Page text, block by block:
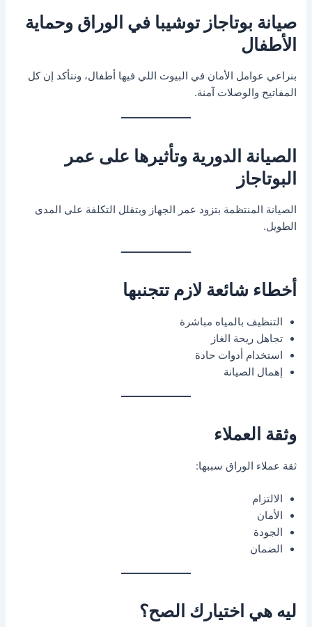
صيانة بوتاجاز توشيبا في الوراق وحماية
الأطفال
بنراعي عوامل الأمان في البيوت اللي فيها أطفال، ونتأكد إن كل
المفاتيح والوصلات آمنة.
الصيانة الدورية وتأثيرها على عمر
البوتاجاز
الصيانة المنتظمة بتزود عمر الجهاز وبتقلل التكلفة على المدى
الطويل.
أخطاء شائعة لازم تتجنبها
التنظيف بالمياه مباشرة
تجاهل ريحة الغاز
استخدام أدوات حادة
إهمال الصيانة
وثقة العملاء
ثقة عملاء الوراق سببها:
الالتزام
الأمان
الجودة
الضمان
ليه هي اختيارك الصح؟